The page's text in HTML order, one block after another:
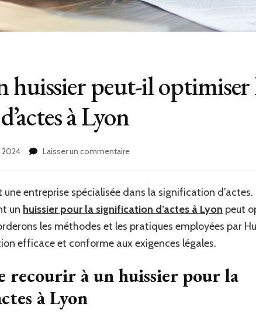
huissier peut-il optimiser
à Lyon
2024 Laisser un commentairesur
huissier
il
optimiser
signification
à
une entreprise spécialisée dans la signification
un huissier pour la signification d’actes à Lyon peut
les méthodes et les pratiques employées par
efficace et conforme aux exigences légales.
recourir à un huissier pour la
à Lyon